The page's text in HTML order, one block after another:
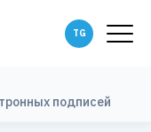
подписей